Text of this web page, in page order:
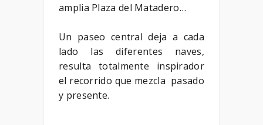
amplia Plaza del Matadero…
Un paseo central deja a cada
lado las diferentes naves,
resulta totalmente inspirador
el recorrido que mezcla pasado
y presente.